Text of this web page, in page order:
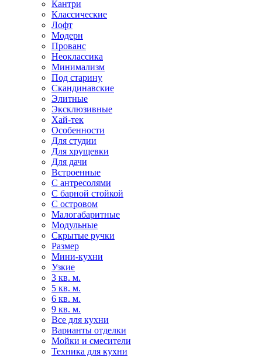
Кантри
Классические
Лофт
Модерн
Прованс
Неоклассика
Минимализм
Под старину
Скандинавские
Элитные
Эксклюзивные
Хай-тек
Особенности
Для студии
Для хрущевки
Для дачи
Встроенные
С антресолями
С барной стойкой
С островом
Малогабаритные
Модульные
Скрытые ручки
Размер
Мини-кухни
Узкие
3 кв. м.
5 кв. м.
6 кв. м.
9 кв. м.
Все для кухни
Варианты отделки
Мойки и смесители
Техника для кухни